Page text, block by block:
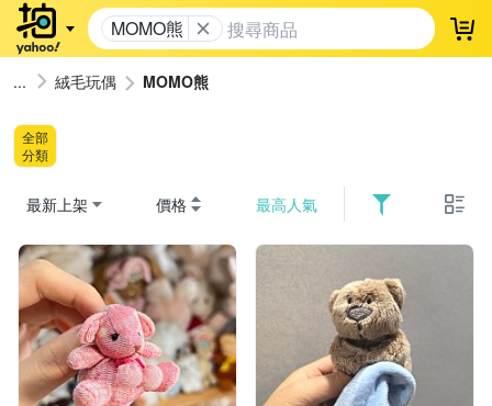
MOMO熊 登
絨毛玩偶 MOMO熊
全部
分類
最新上架 價格 最高人氣